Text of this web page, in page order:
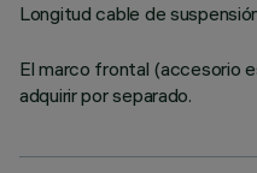
Longitud cable de
El marco frontal (accesorio
adquirir por separado.